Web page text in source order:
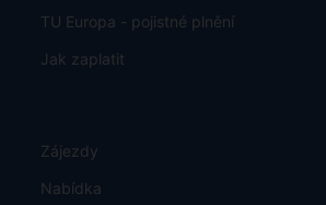
TU Europa - pojistné plnění
Jak zaplatit
Zájezdy
Nabídka